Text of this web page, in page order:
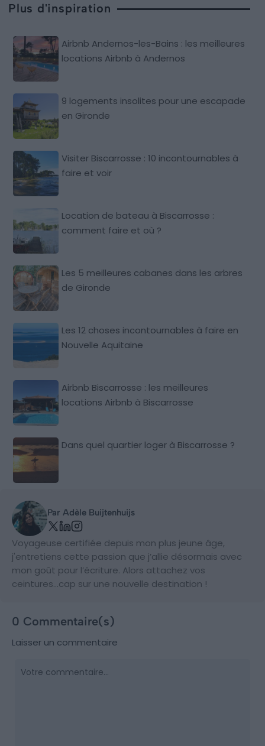
Plus d'inspiration
Airbnb Andernos-les-Bains : les meilleures
locations Airbnb à Andernos
9 logements insolites pour une escapade
en Gironde
Visiter Biscarrosse : 10 incontournables à
faire et voir
Location de bateau à Biscarrosse :
comment faire et où ?
Les 5 meilleures cabanes dans les arbres
de Gironde
Les 12 choses incontournables à faire en
Nouvelle Aquitaine
Airbnb Biscarrosse : les meilleures
locations Airbnb à Biscarrosse
Dans quel quartier loger à Biscarrosse ?
Par Adèle Buijtenhuijs
Voyageuse certifiée depuis mon plus jeune âge,
j'entretiens cette passion que j’allie désormais avec
mon goût pour l’écriture. Alors attachez vos
ceintures…cap sur une nouvelle destination !
0 Commentaire(s)
Laisser un commentaire